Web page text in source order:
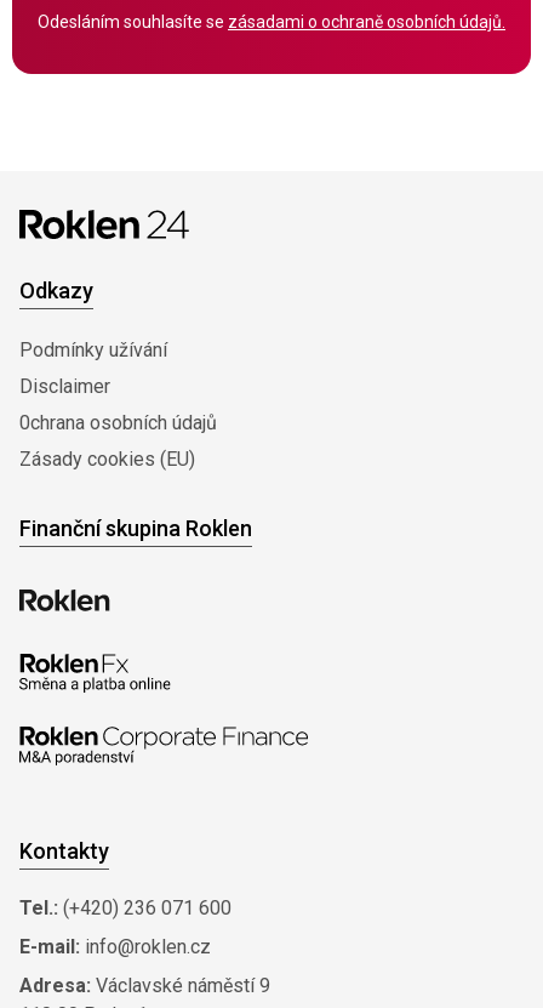
Odesláním souhlasíte se zásadami o ochraně osobních údajů.
Odkazy
Podmínky užívání
Disclaimer
0chrana osobních údajů
Zásady cookies (EU)
Finanční skupina Roklen
Kontakty
Tel.: (+420) 236 071 600
E-mail: info@roklen.cz
Adresa: Václavské náměstí 9